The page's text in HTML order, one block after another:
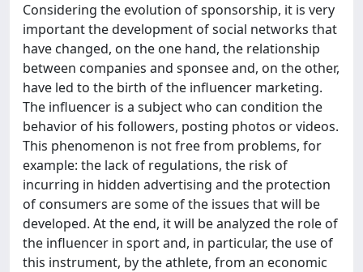
Considering the evolution of sponsorship, it is very
important the development of social networks that
have changed, on the one hand, the relationship
between companies and sponsee and, on the other,
have led to the birth of the influencer marketing.
The influencer is a subject who can condition the
behavior of his followers, posting photos or videos.
This phenomenon is not free from problems, for
example: the lack of regulations, the risk of
incurring in hidden advertising and the protection
of consumers are some of the issues that will be
developed. At the end, it will be analyzed the role of
the influencer in sport and, in particular, the use of
this instrument, by the athlete, from an economic